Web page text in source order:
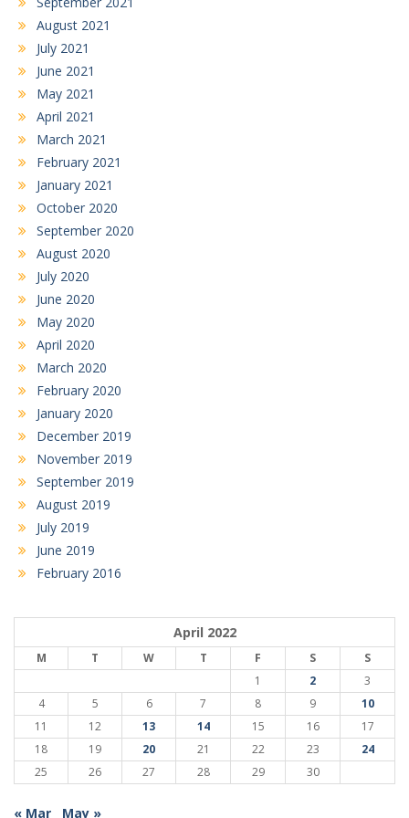
August 2021
July 2021
June 2021
May 2021
April 2021
March 2021
February 2021
January 2021
October 2020
September 2020
August 2020
July 2020
June 2020
May 2020
April 2020
March 2020
February 2020
January 2020
December 2019
November 2019
September 2019
August 2019
July 2019
June 2019
February 2016
April 2022
M T W T F S
S
1
2
3
4
5 6 7 8 9
10
11
12 13 14 15 16
17
18
19 20 21 22 23
24
25
26 27 28 29 30
« Mar May »